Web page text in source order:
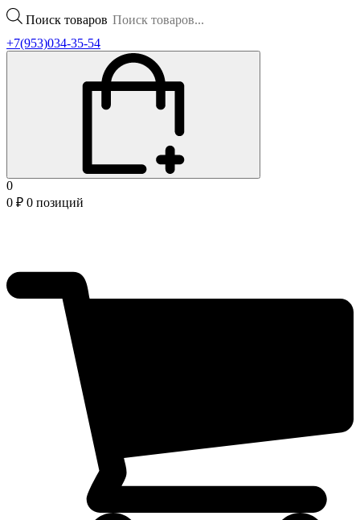
Поиск товаров
+7(953)034-35-54
0
0 ₽ 0 позиций